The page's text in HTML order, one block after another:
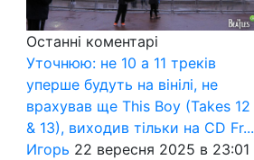
Останні коментарі
Уточнюю: не 10 а 11 треків
уперше будуть на вінілі, не
врахував ще This Boy (Takes 12
& 13), виходив тільки на CD Fr...
Игорь 22 вересня 2025 в 23:01